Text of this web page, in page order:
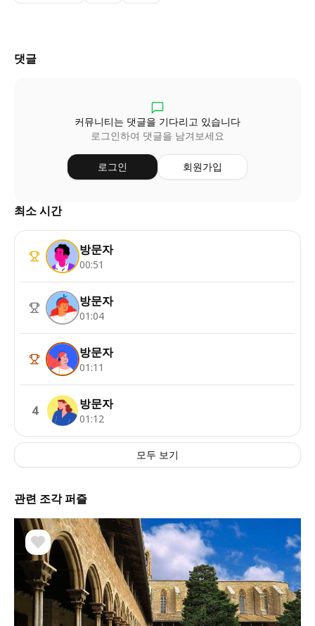
댓글
커뮤니티는 댓글을 기다리고 있습니다
로그인하여 댓글을 남겨보세요
로그인 회원가입
최소 시간
방문자
00:51
방문자
01:04
방문자
01:11
4 방문자
01:12
모두 보기
관련 조각 퍼즐